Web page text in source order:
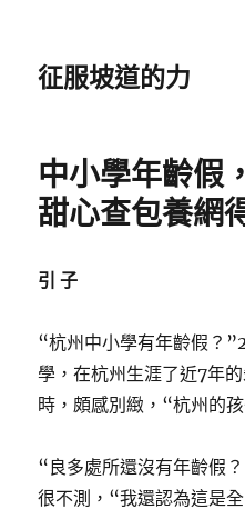
征服坡道的力
中小學年齡假
甜心查包養網
引 子
“杭州中小學有年齡假？
學，在杭州生涯了近7年
時，頗感別緻，“杭州的
“良多處所還沒有年齡假
很不測，“我還認為這是